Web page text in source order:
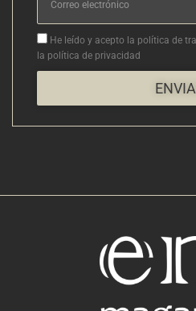
electrónico
Aceptacion
He leído y acepto la política de
la política de privacidad